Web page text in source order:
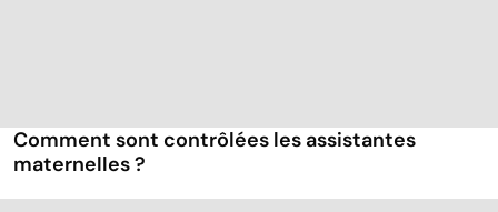
Comment sont contrôlées les assistantes
maternelles ?